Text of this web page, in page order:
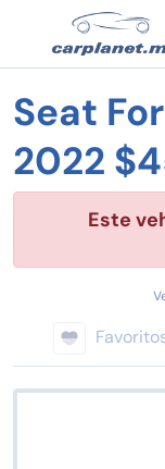
Seat
2022
Este